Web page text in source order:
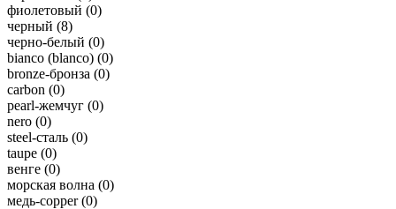
фиолетовый (0)
черный (8)
черно-белый (0)
bianco (blanco) (0)
bronze-бронза (0)
carbon (0)
pearl-жемчуг (0)
nero (0)
steel-сталь (0)
taupe (0)
венге (0)
морская волна (0)
медь-copper (0)